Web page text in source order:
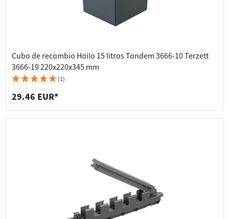
Cubo de recambio Hailo 15 litros Tandem 3666-10 Terzett
3666-19 220x220x345 mm
(1)
29.46 EUR*